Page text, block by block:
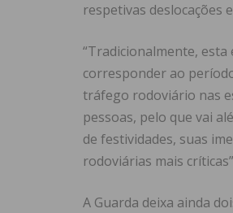
respetivas deslocações
“Tradicionalmente,
corresponder ao
tráfego rodoviário nas
pessoas, pelo que vai
de festividades, suas
rodoviárias mais
A Guarda deixa ainda